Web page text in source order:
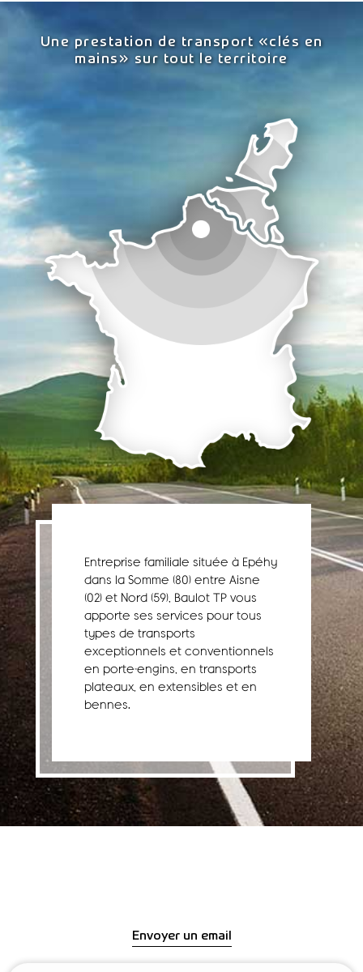
Une prestation de transport «clés en
mains» sur tout le territoire
Entreprise familiale située à Epéhy
dans la Somme (80) entre Aisne
(02) et Nord (59), Baulot TP vous
apporte ses services pour tous
types de transports
exceptionnels et conventionnels
en porte-engins, en transports
plateaux, en extensibles et en
bennes.
Envoyer un email